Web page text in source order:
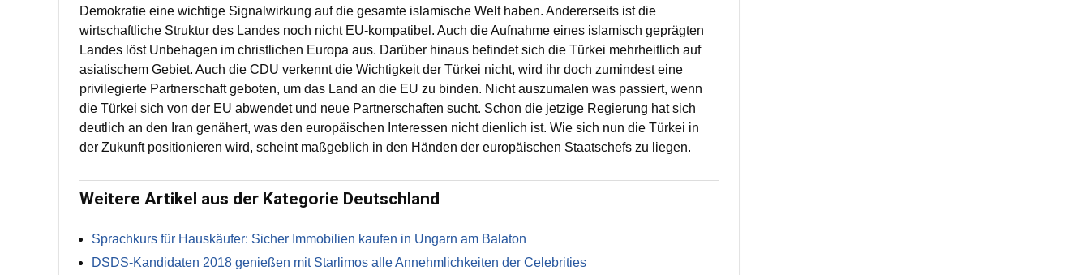
Demokratie eine wichtige Signalwirkung auf die gesamte islamische Welt haben. Andererseits ist die
wirtschaftliche Struktur des Landes noch nicht EU-kompatibel. Auch die Aufnahme eines islamisch geprägten
Landes löst Unbehagen im christlichen Europa aus. Darüber hinaus befindet sich die Türkei mehrheitlich auf
asiatischem Gebiet. Auch die CDU verkennt die Wichtigkeit der Türkei nicht, wird ihr doch zumindest eine
privilegierte Partnerschaft geboten, um das Land an die EU zu binden. Nicht auszumalen was passiert, wenn
die Türkei sich von der EU abwendet und neue Partnerschaften sucht. Schon die jetzige Regierung hat sich
deutlich an den Iran genähert, was den europäischen Interessen nicht dienlich ist. Wie sich nun die Türkei in
der Zukunft positionieren wird, scheint maßgeblich in den Händen der europäischen Staatschefs zu liegen.
Weitere Artikel aus der Kategorie Deutschland
Sprachkurs für Hauskäufer: Sicher Immobilien kaufen in Ungarn am Balaton
DSDS-Kandidaten 2018 genießen mit Starlimos alle Annehmlichkeiten der Celebrities